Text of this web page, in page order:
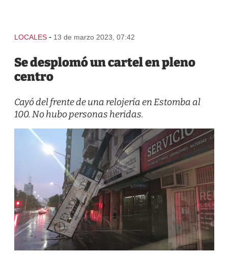
LOCALES - 13 de marzo 2023, 07:42
Se desplomó un cartel en pleno
centro
Cayó del frente de una relojería en Estomba al
100. No hubo personas heridas.